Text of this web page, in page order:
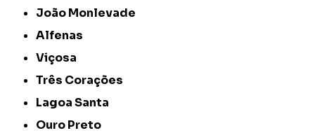
João Monlevade
Alfenas
Viçosa
Três Corações
Lagoa Santa
Ouro Preto